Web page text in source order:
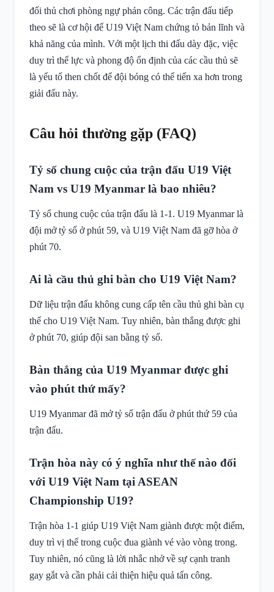
đối thủ chơi phòng ngự phản công. Các trận đấu tiếp
theo sẽ là cơ hội để U19 Việt Nam chứng tỏ bản lĩnh và
khả năng của mình. Với một lịch thi đấu dày đặc, việc
duy trì thể lực và phong độ ổn định của các cầu thủ sẽ
là yếu tố then chốt để đội bóng có thể tiến xa hơn trong
giải đấu này.
Câu hỏi thường gặp (FAQ)
Tỷ số chung cuộc của trận đấu U19 Việt
Nam vs U19 Myanmar là bao nhiêu?
Tỷ số chung cuộc của trận đấu là 1-1. U19 Myanmar là
đội mở tỷ số ở phút 59, và U19 Việt Nam đã gỡ hòa ở
phút 70.
Ai là cầu thủ ghi bàn cho U19 Việt Nam?
Dữ liệu trận đấu không cung cấp tên cầu thủ ghi bàn cụ
thể cho U19 Việt Nam. Tuy nhiên, bàn thắng được ghi
ở phút 70, giúp đội san bằng tỷ số.
Bàn thắng của U19 Myanmar được ghi
vào phút thứ mấy?
U19 Myanmar đã mở tỷ số trận đấu ở phút thứ 59 của
trận đấu.
Trận hòa này có ý nghĩa như thế nào đối
với U19 Việt Nam tại ASEAN
Championship U19?
Trận hòa 1-1 giúp U19 Việt Nam giành được một điểm,
duy trì vị thế trong cuộc đua giành vé vào vòng trong.
Tuy nhiên, nó cũng là lời nhắc nhở về sự cạnh tranh
gay gắt và cần phải cải thiện hiệu quả tấn công.